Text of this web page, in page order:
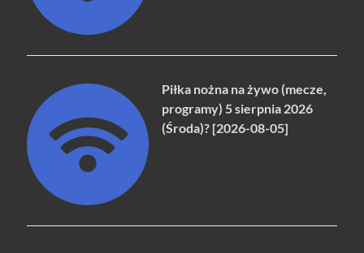
Piłka nożna na żywo (mecze,
programy) 5 sierpnia 2026
(Środa)? [2026-08-05]